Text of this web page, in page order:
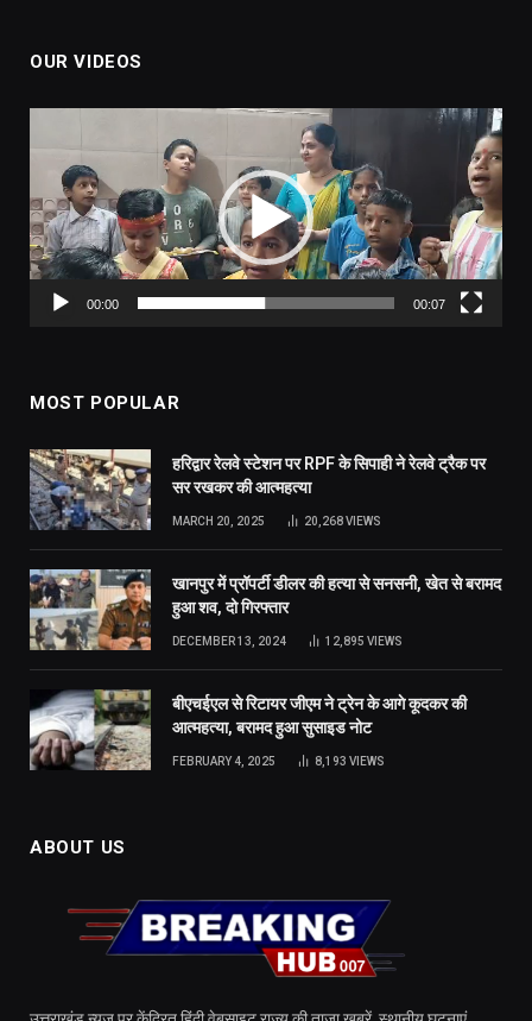
OUR VIDEOS
00:00 00:07
MOST POPULAR
हरिद्वार रेलवे स्टेशन पर RPF के सिपाही ने रेलवे ट्रैक पर
सर रखकर की आत्महत्या
MARCH 20, 2025 20,268VIEWS
खानपुर में प्रॉपर्टी डीलर की हत्या से सनसनी, खेत से बरामद
हुआ शव, दो गिरफ्तार
DECEMBER 13, 2024 12,895 VIEWS
बीएचईएल से रिटायर जीएम ने ट्रेन के आगे कूदकर की
आत्महत्या, बरामद हुआ सुसाइड नोट
FEBRUARY 4, 2025 8,193 VIEWS
ABOUT US